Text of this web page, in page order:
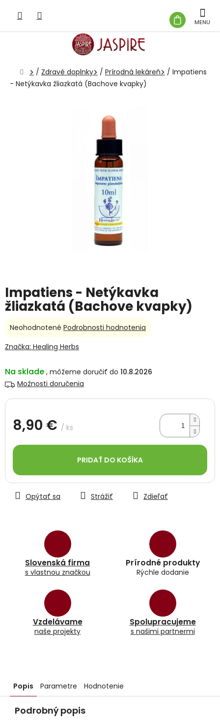
obsah
KOŠÍK
Domov
/ Zdravé doplnky / Prírodná lekáreň / Impatiens
- Netýkavka žliazkatá (Bachove kvapky)
Impatiens - Netýkavka
žliazkatá (Bachove kvapky)
Na sklade
10.8.2026
Možnosti doručenia
8,90 € / ks
cena:
PRIDAŤ DO KOŠÍKA
Slovenská firma
s vlastnou značkou
Prírodné produkty
Rýchle dodanie
Vzdelávame
naše projekty
Spolupracujeme
s našimi partnermi
Opýtať sa Strážiť Zdieľať
Priemerné
produktu
z
5
Neohodnotené Podrobnosti hodnotenia
Značka: Healing Herbs
Popis Parametre Hodnotenie
Podrobný popis